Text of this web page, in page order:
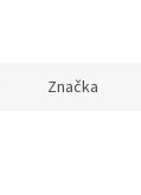
Značka